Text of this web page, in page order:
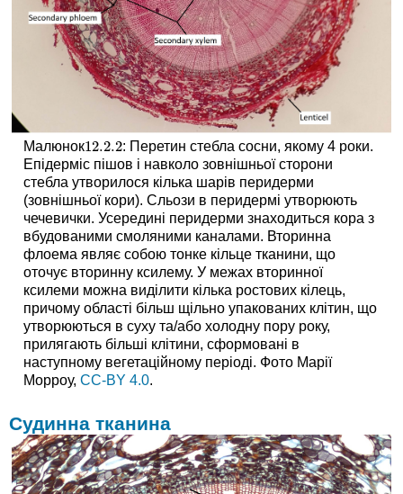
Малюнок12.2.2
12.2.2: Перетин стебла сосни, якому 4 роки.
Епідерміс пішов і навколо зовнішньої сторони
стебла утворилося кілька шарів перидерми
(зовнішньої кори). Сльози в перидермі утворюють
чечевички. Усередині перидерми знаходиться кора з
вбудованими смоляними каналами. Вторинна
флоема являє собою тонке кільце тканини, що
оточує вторинну ксилему. У межах вторинної
ксилеми можна виділити кілька ростових кілець,
причому області більш щільно упакованих клітин, що
утворюються в суху та/або холодну пору року,
прилягають більші клітини, сформовані в
наступному вегетаційному періоді. Фото Марії
Морроу, CC-BY 4.0.
Судинна тканина